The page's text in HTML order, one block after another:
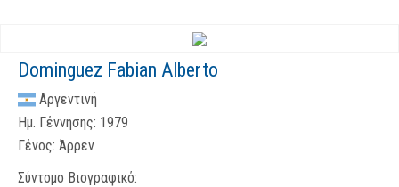
Dominguez Fabian Alberto
Αργεντινή
Ημ. Γέννησης: 1979
Γένος: Άρρεν
Σύντομο Βιογραφικό: